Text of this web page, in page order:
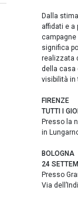
Dalla
affidati e a
campagne
significa
realizzata
della casa
visibilità in
FIRENZE
TUTTI I
Presso la
in
BOLOGNA
24
Presso
Via